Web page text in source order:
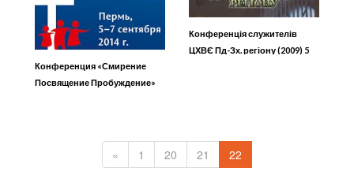
Конференция «Смирение
Посвящение Пробуждение»
Конференція служителів
ЦХВЄ Пд-Зх. регіону (2009) 5
« 1 20 21 22